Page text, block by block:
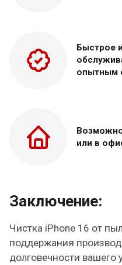
Быстрое
опытным
или в
Заключение:
Чистка iPhone 16 от
поддержания
долговечности вашего